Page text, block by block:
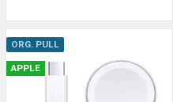
ORG. PULL
APPLE